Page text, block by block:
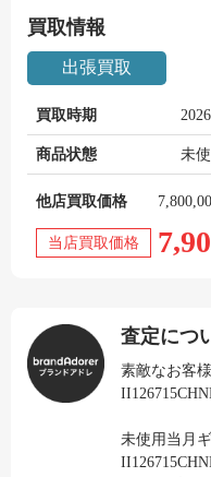
買取情報
出張買取
買取時期
商品状態 未
他店買取価格
当店買取価格
査定につ
素敵なお客
未使用当月